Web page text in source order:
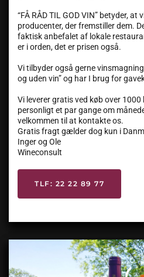
“FÅ RÅD TIL GOD VIN” betyder, at
producenter, der fremstiller dem.
faktisk anbefalet af lokale
er i orden, det er prisen også.
Vi tilbyder også gerne
og uden vin” og har I brug for
Vi leverer gratis ved køb over 1000
personligt et par gange om
velkommen til at kontakte os.
Gratis fragt gælder dog kun i
Inger og Ole
Wineconsult
TLF: 22 22 89 77